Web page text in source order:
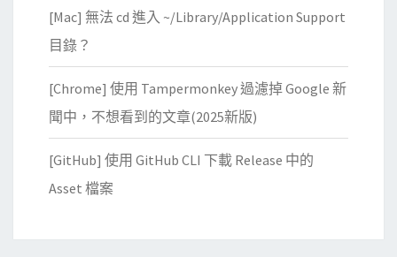
[Mac] 無法 cd 進入 ~/Library/Application Support
目錄？
[Chrome] 使用 Tampermonkey 過濾掉 Google 新
聞中，不想看到的文章(2025新版)
[GitHub] 使用 GitHub CLI 下載 Release 中的
Asset 檔案